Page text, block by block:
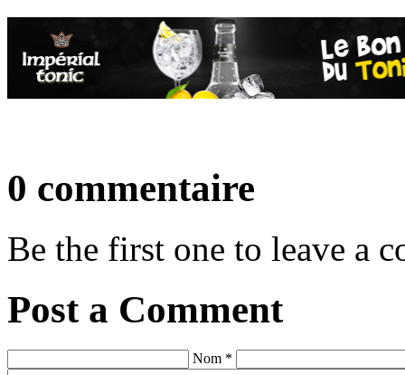
0 commentaire
Be the first one to leave a
Post a Comment
Nom *